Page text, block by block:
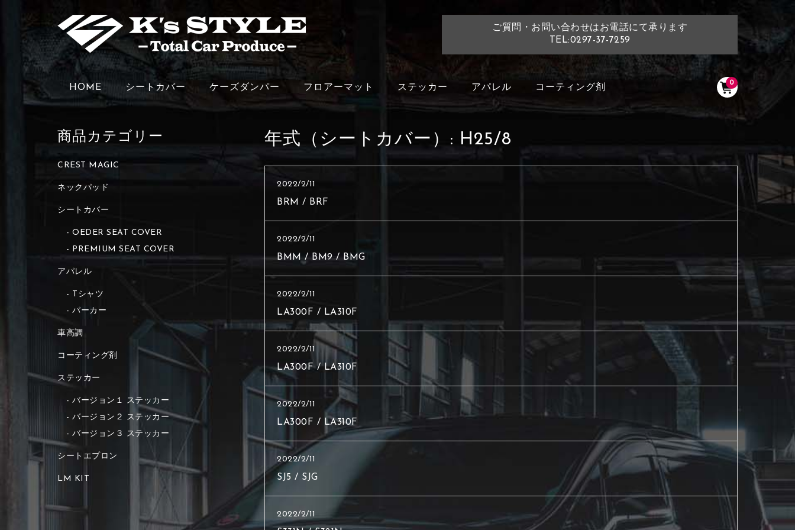
ご質問・お問い合わせはお電話にて承ります
TEL:0297-37-7259
0
HOME シートカバー ケーズダンパー フロアーマット ステッカー アパレル コーティング剤
年式（シートカバー）: H25/8
2022/2/11
BRM / BRF
2022/2/11
BMM / BM9 / BMG
2022/2/11
LA300F / LA310F
2022/2/11
LA300F / LA310F
2022/2/11
LA300F / LA310F
2022/2/11
SJ5 / SJG
2022/2/11
商品カテゴリー
CREST MAGIC
ネックパッド
シートカバー
OEDER SEAT COVER
PREMIUM SEAT COVER
アパレル
Tシャツ
パーカー
車高調
コーティング剤
ステッカー
バージョン１ ステッカー
バージョン２ ステッカー
バージョン３ ステッカー
シートエプロン
LM KIT